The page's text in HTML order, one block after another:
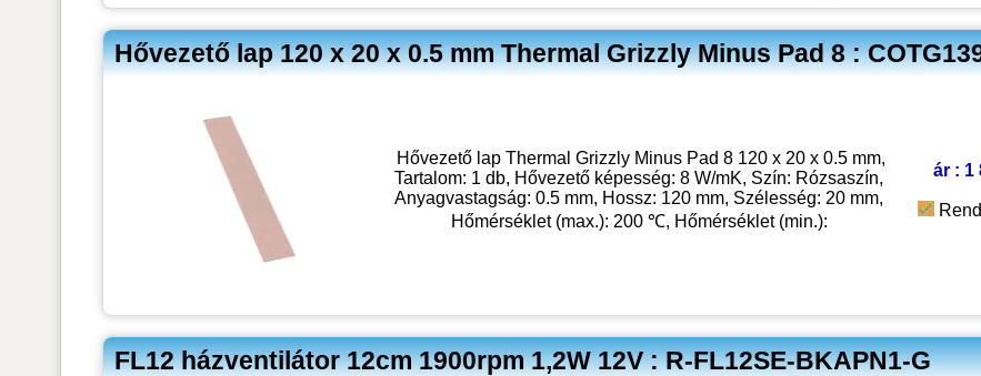
Hővezető lap 120 x 20 x 0.5 mm Thermal Grizzly Minus Pad 8 :
Hővezető lap Thermal Grizzly Minus Pad 8 120 x 20 x 0.5 mm,
Tartalom: 1 db, Hővezető képesség: 8 W/mK, Szín: Rózsaszín,
Anyagvastagság: 0.5 mm, Hossz: 120 mm, Szélesség: 20 mm,
Hőmérséklet (max.): 200 ℃, Hőmérséklet (min.):
ár : 1
FL12 házventilátor 12cm 1900rpm 1,2W 12V : R-FL12SE-BKAPN1-G